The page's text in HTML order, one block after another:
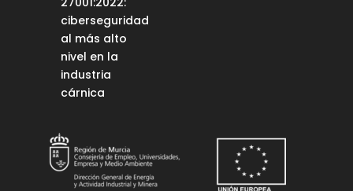
ciberseguridad
al más alto
nivel en la
industria
cárnica